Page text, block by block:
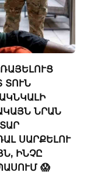
ՏՈՒՆ
ՆՐԱՆ
ՍԱՐՔԵԼՈՒ
ԻՆՉԸ
😱